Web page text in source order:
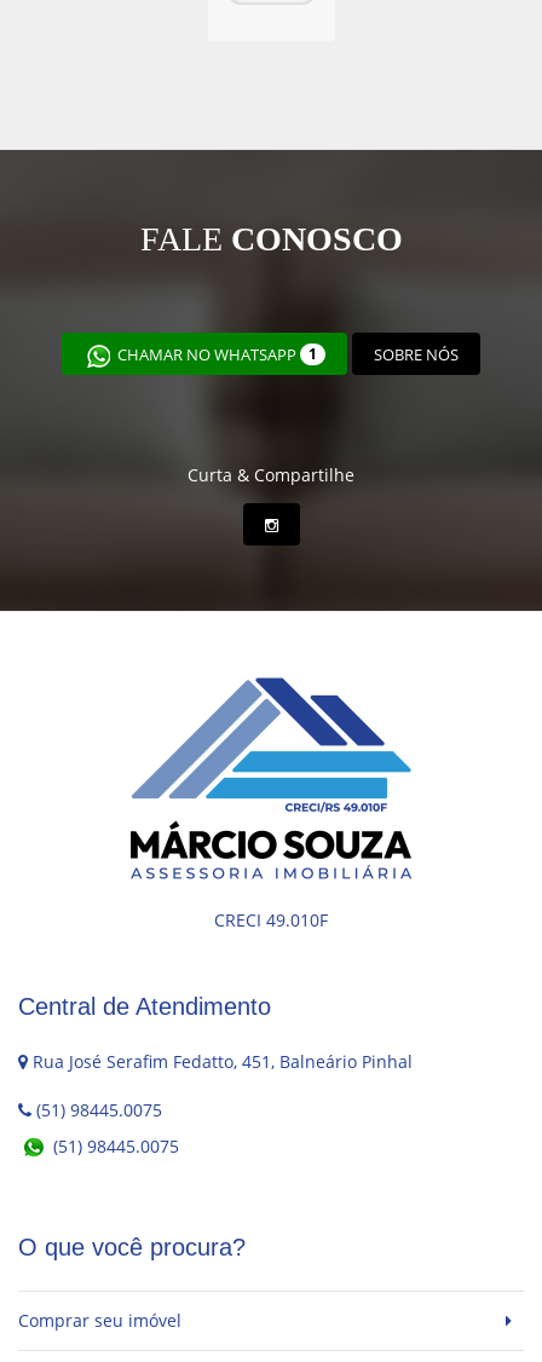
FALE CONOSCO
CHAMAR NO WHATSAPP 1 SOBRE NÓS
Curta & Compartilhe
CRECI 49.010F
Central de Atendimento
Rua José Serafim Fedatto, 451, Balneário Pinhal
(51) 98445.0075
(51) 98445.0075
O que você procura?
Comprar seu imóvel